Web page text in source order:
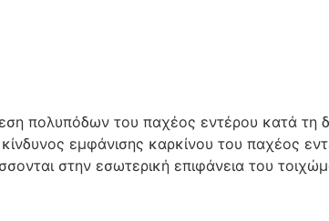
πολυπόδων του παχέος εντέρου κατά τη
εμφάνισης καρκίνου του παχέος
στην εσωτερική επιφάνεια του